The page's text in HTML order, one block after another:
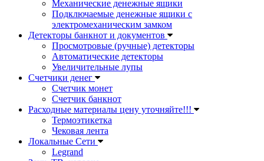
Механические денежные ящики
Подключаемые денежные ящики с
электромеханическим замком
Детекторы банкнот и документов
Просмотровые (ручные) детекторы
Автоматические детекторы
Увеличительные лупы
Счетчики денег
Счетчик монет
Счетчик банкнот
Расходные материалы цену уточняйте!!!
Термоэтикетка
Чековая лента
Локальные Сети
Legrand